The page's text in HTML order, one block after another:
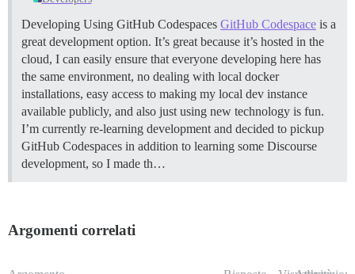
Developing Using GitHub Codespaces GitHub Codespace is a
great development option. It’s great because it’s hosted in the
cloud, I can easily ensure that everyone developing here has
the same environment, no dealing with local docker
installations, easy access to making my local dev instance
available publicly, and also just using new technology is fun.
I’m currently re-learning development and decided to pickup
GitHub Codespaces in addition to learning some Discourse
development, so I made th…
Argomenti correlati